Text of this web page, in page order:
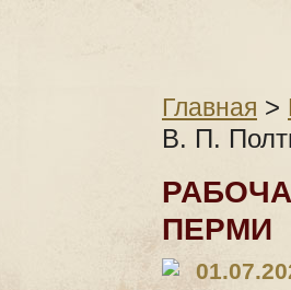
Главная >
В. П.
ПЕРМИ